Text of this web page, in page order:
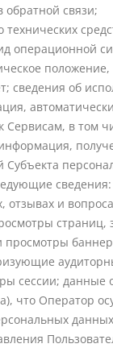
обратной связи;
операционной
положение,
сведения об
Сервисам, в том
Субъекта
отзывах и
страниц,
просмотры
сессии; данные
что Оператор